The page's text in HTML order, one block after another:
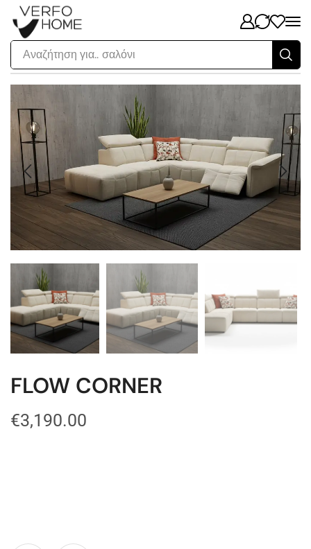
Αναζήτηση για.. σαλόνι
FLOW CORNER
€3,190.00